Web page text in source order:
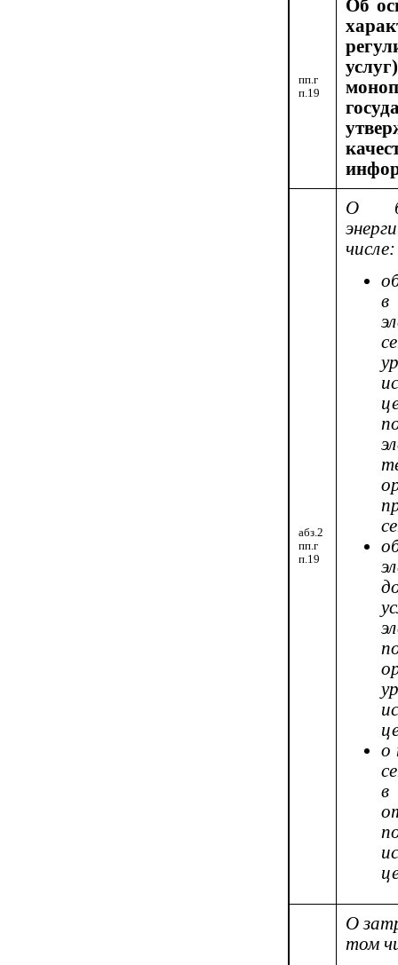
пп.г
п.19
Об
абз.2
пп.г
п.19
О
числе:
о
О
том